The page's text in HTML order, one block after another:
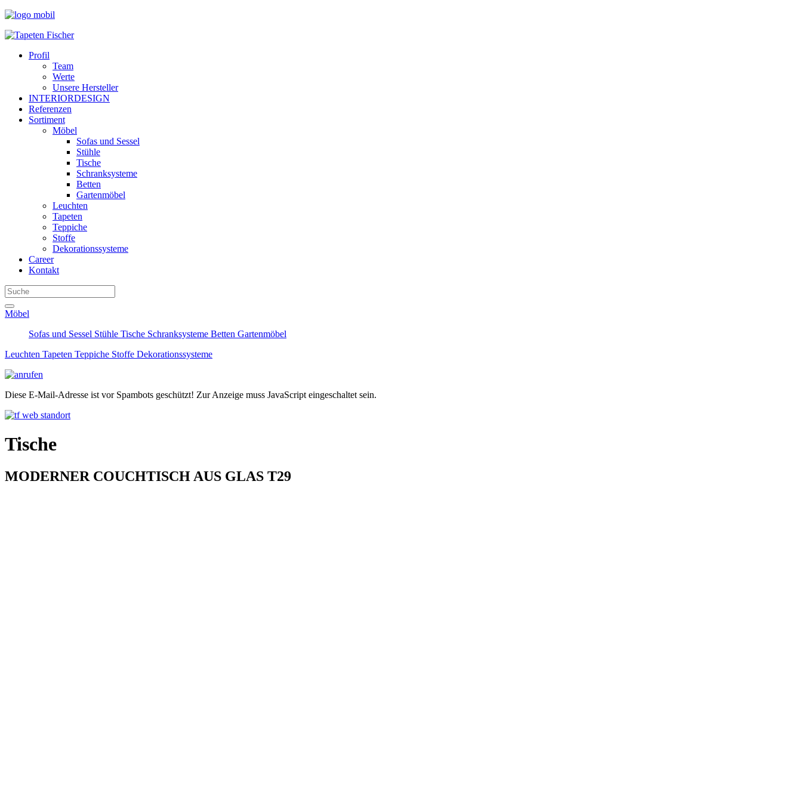
Profil
Team
Werte
Unsere Hersteller
INTERIORDESIGN
Referenzen
Sortiment
Möbel
Sofas und Sessel
Stühle
Tische
Schranksysteme
Betten
Gartenmöbel
Leuchten
Tapeten
Teppiche
Stoffe
Dekorationssysteme
Career
Kontakt
Möbel
Sofas und Sessel Stühle Tische Schranksysteme Betten Gartenmöbel
Leuchten Tapeten Teppiche Stoffe Dekorationssysteme
Diese E-Mail-Adresse ist vor Spambots geschützt! Zur Anzeige muss JavaScript eingeschaltet sein.
Tische
MODERNER COUCHTISCH AUS GLAS T29